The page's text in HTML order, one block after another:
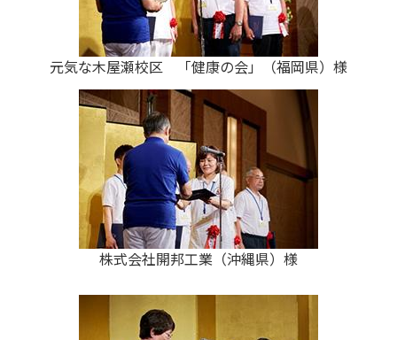
元気な木屋瀬校区 「健康の会」（福岡県）様
株式会社開邦工業（沖縄県）様